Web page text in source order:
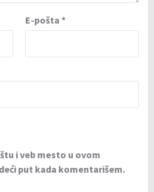
E-pošta *
i veb mesto u ovom
put kada komentarišem.